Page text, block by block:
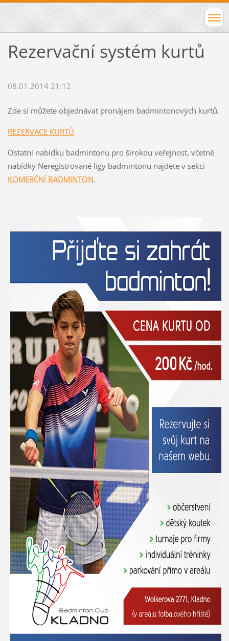
Rezervační systém kurtů
08.01.2014 21:12
Zde si můžete objednávat pronájem badmintonových kurtů.
REZERVACE KURTŮ
Ostatní nabídku badmintonu pro širokou veřejnost, včetně
nabídky Neregistrované ligy badmintonu najdete v sekci
KOMERČNÍ BADMINTON.